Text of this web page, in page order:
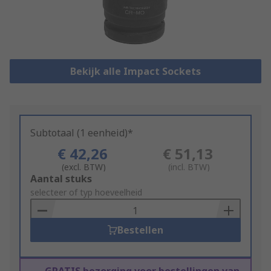
Bekijk alle Impact Sockets
Subtotaal (1 eenheid)*
€ 42,26
(excl. BTW)
€ 51,13
(incl. BTW)
Add
to
Basket
Aantal stuks
selecteer of typ hoeveelheid
Bestellen